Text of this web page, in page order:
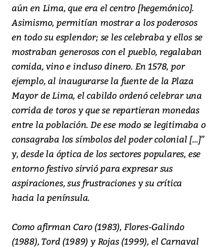
aún en Lima, que era el centro [hegemónico].
Asimismo, permitían mostrar a los poderosos
en todo su esplendor; se les celebraba y ellos se
mostraban generosos con el pueblo, regalaban
comida, vino e incluso dinero. En 1578, por
ejemplo, al inaugurarse la fuente de la Plaza
Mayor de Lima, el cabildo ordenó celebrar una
corrida de toros y que se repartieran monedas
entre la población. De ese modo se legitimaba o
consagraba los símbolos del poder colonial [...]”
y, desde la óptica de los sectores populares, ese
entorno festivo sirvió para expresar sus
aspiraciones, sus frustraciones y su crítica
hacia la península.
Como afirman Caro (1983), Flores-Galindo
(1988), Tord (1989) y Rojas (1999), el Carnaval